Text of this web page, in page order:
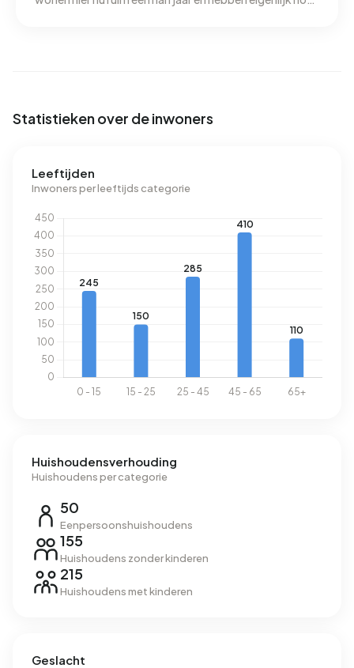
zwerfvuil.
Statistieken over de inwoners
Leeftijden
Inwoners per leeftijds categorie
Huishoudensverhouding
Huishoudens per categorie
50
Eenpersoonshuishoudens
155
Huishoudens zonder kinderen
215
Huishoudens met kinderen
Geslacht